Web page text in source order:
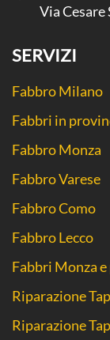
Via Cesare
SERVIZI
Fabbro Milano
Fabbri in
Fabbro Monza
Fabbro Varese
Fabbro Como
Fabbro Lecco
Fabbri Monza
Riparazione
Riparazione